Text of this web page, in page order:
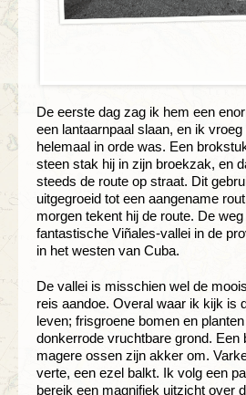
De eerste dag zag ik hem een
een lantaarnpaal slaan, en ik
helemaal in orde was. Een
steen stak hij in zijn broekzak, en
steeds de route op straat. Dit
uitgegroeid tot een aangename
morgen tekent hij de route. De
fantastische Viñales-vallei in de
in het westen van Cuba.
De vallei is misschien wel de
reis aandoe. Overal waar ik kijk is
leven; frisgroene bomen en
donkerrode vruchtbare grond. Een
magere ossen zijn akker om.
verte, een ezel balkt. Ik volg een
bereik een magnifiek uitzicht over